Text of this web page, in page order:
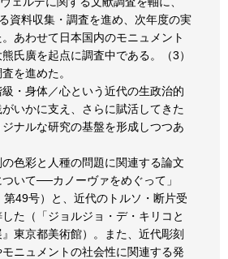
資料収集・調査を進め、次年度の実
あわせて日本国内のモニュメント
氏廣を起点に調査中である。（3）
を進めた。
・身体／心という近代の生政治的
いかに支え、さらに賦活してきた
ナルな研究の基盤を形成しつつあ
色彩と人種の問題に関連する論文
ついて──カノーヴァをめぐって」
第49号）と、近代のトルソ・断片受
た（「ジョルジョ・デ・キリコと
東京都美術館）。また、近代彫刻
ニュメントの社会性に関連する発